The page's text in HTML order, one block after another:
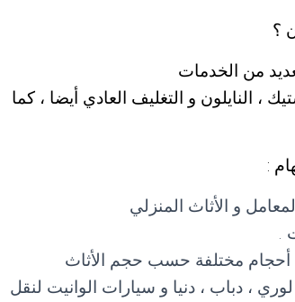
؟
من الخدمات
، النايلون و التغليف العادي أيضا ، كما
:
و الأثاث المنزلي
.
مختلفة حسب حجم الأثاث
، دباب ، دنيا و سيارات الوانيت لنقل